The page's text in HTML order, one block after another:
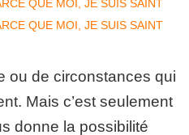
ou de circonstances qui
Mais c’est seulement
donne la possibilité